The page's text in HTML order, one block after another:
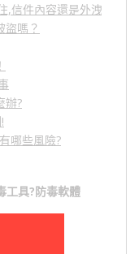
,信件內容還是外洩？」,
嗎？
辦?
哪些風險?
工具?防毒軟體